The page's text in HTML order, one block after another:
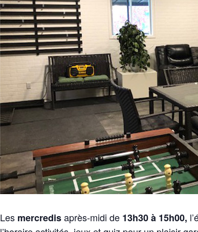
Les mercredisaprès-midi de 13h30à 15h00,